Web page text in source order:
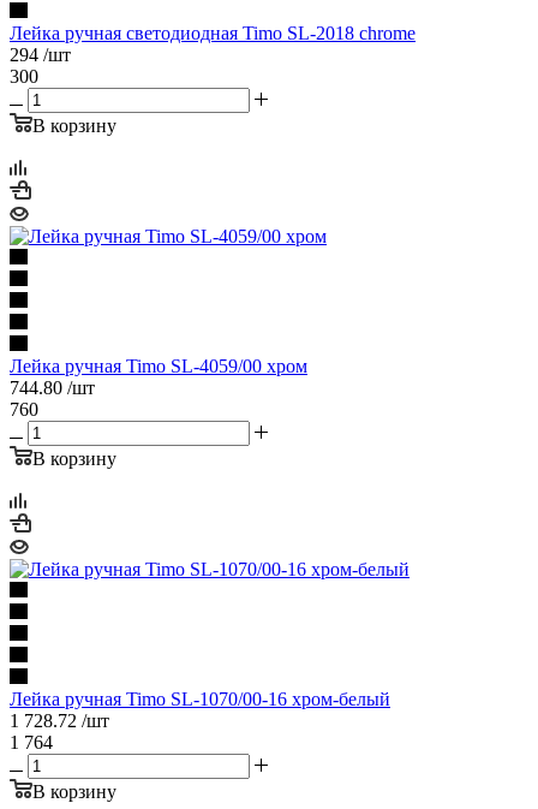
Лейка ручная светодиодная Timo SL-2018 chrome
294 /шт
300
В корзину
Лейка ручная Timo SL-4059/00 хром
744.80 /шт
760
В корзину
Лейка ручная Timo SL-1070/00-16 хром-белый
1 728.72 /шт
1 764
В корзину